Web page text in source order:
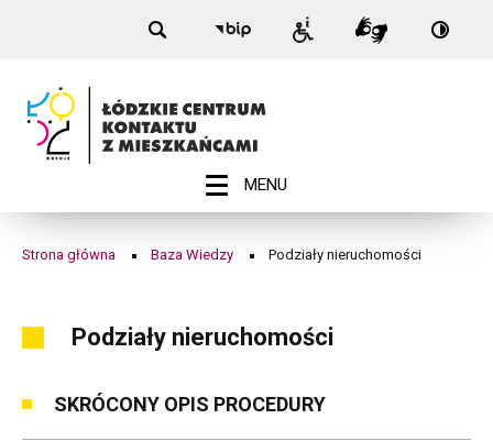
nieruchomości
Łódzkie
Kontaktu
Nagłówek
-
Łódź
główne
ROZWIŃ
MENU
Strona główna Baza Wiedzy Podziały nieruchomości
Podziały nieruchomości
SKRÓCONY OPIS PROCEDURY